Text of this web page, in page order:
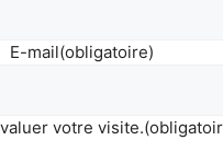
E-mail(obligatoire)
votre visite.